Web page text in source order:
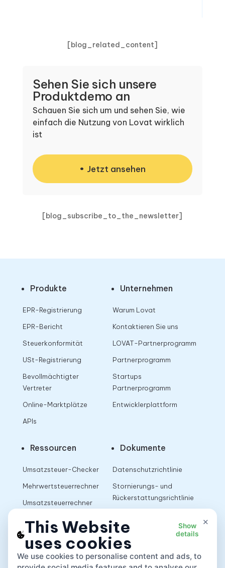
[blog_related_content]
Sehen Sie sich unsere
Produktdemo an
Schauen Sie sich um und sehen Sie, wie
einfach die Nutzung von Lovat wirklich
ist
Jetzt ansehen
[blog_subscribe_to_the_newsletter]
Produkte
EPR-Registrierung
EPR-Bericht
Steuerkonformität
USt-Registrierung
Bevollmächtigter
Vertreter
Online-Marktplätze
APIs
Unternehmen
Warum Lovat
Kontaktieren Sie uns
LOVAT-Partnerprogramm
Partnerprogramm
Startups
Partnerprogramm
Entwicklerplattform
Ressourcen
Umsatzsteuer-Checker
Mehrwertsteuerrechner
Umsatzsteuerrechner
Dokumente
Datenschutzrichtlinie
Stornierungs- und
Rückerstattungsrichtlinie
App
×
This Website
uses cookies
Show
details
We use cookies to personalise content and ads, to